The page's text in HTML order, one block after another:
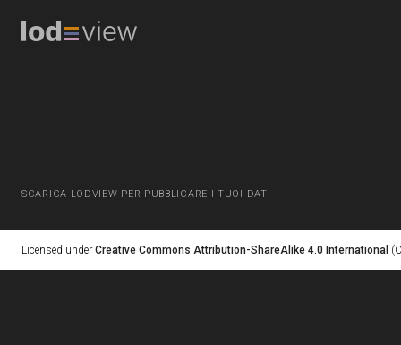
SCARICA LODVIEW PER PUBBLICARE I TUOI DATI
Licensed under Creative Commons Attribution-ShareAlike 4.0 International